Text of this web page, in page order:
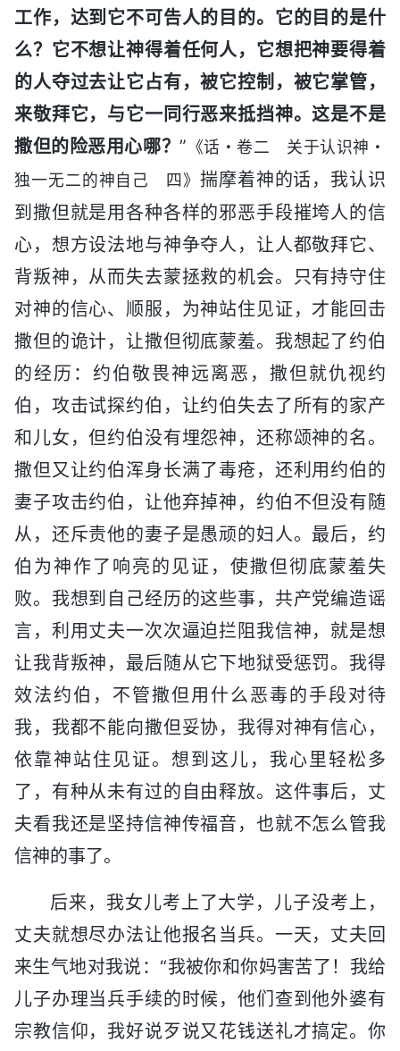
工作，达到它不可告人的目的。它的目的是什
么？它不想让神得着任何人，它想把神要得着
的人夺过去让它占有，被它控制，被它掌管，
来敬拜它，与它一同行恶来抵挡神。这是不是
撒但的险恶用心哪？” 《话・卷二 关于认识神・
独一无二的神自己 四》 揣摩着神的话，我认识
到撒但就是用各种各样的邪恶手段摧垮人的信
心，想方设法地与神争夺人，让人都敬拜它、
背叛神，从而失去蒙拯救的机会。只有持守住
对神的信心、顺服，为神站住见证，才能回击
撒但的诡计，让撒但彻底蒙羞。我想起了约伯
的经历：约伯敬畏神远离恶，撒但就仇视约
伯，攻击试探约伯，让约伯失去了所有的家产
和儿女，但约伯没有埋怨神，还称颂神的名。
撒但又让约伯浑身长满了毒疮，还利用约伯的
妻子攻击约伯，让他弃掉神，约伯不但没有随
从，还斥责他的妻子是愚顽的妇人。最后，约
伯为神作了响亮的见证，使撒但彻底蒙羞失
败。我想到自己经历的这些事，共产党编造谣
言，利用丈夫一次次逼迫拦阻我信神，就是想
让我背叛神，最后随从它下地狱受惩罚。我得
效法约伯，不管撒但用什么恶毒的手段对待
我，我都不能向撒但妥协，我得对神有信心，
依靠神站住见证。想到这儿，我心里轻松多
了，有种从未有过的自由释放。这件事后，丈
夫看我还是坚持信神传福音，也就不怎么管我
信神的事了。
后来，我女儿考上了大学，儿子没考上，
丈夫就想尽办法让他报名当兵。一天，丈夫回
来生气地对我说：“我被你和你妈害苦了！我给
儿子办理当兵手续的时候，他们查到他外婆有
宗教信仰，我好说歹说又花钱送礼才搞定。你